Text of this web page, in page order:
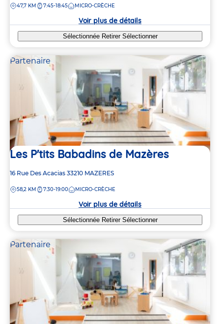
la
DISTANCE
47,7 KM 7:45-18:45 MICRO-CRÈCHE
Voir plus de détails
Sélectionnée Retirer Sélectionner
Partenaire
Les P'tits Babadins de Mazères
Adresse
la
16 Rue Des Acacias 33210 MAZERES
DISTANCE
58,2 KM 7:30-19:00 MICRO-CRÈCHE
Voir plus de détails
Sélectionnée Retirer Sélectionner
Partenaire